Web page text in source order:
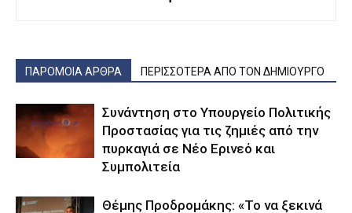
ΠΑΡΟΜΟΙΑ ΑΡΘΡΑ ΠΕΡΙΣΣΟΤΕΡΑ ΑΠΟ ΤΟΝ ΔΗΜΙΟΥΡΓΟ
Συνάντηση στο Υπουργείο Πολιτικής
Προστασίας για τις ζημιές από την
πυρκαγιά σε Νέο Ερινεό και
Συμπολιτεία
Θέμης Προδρομάκης: «Το να ξεκινά